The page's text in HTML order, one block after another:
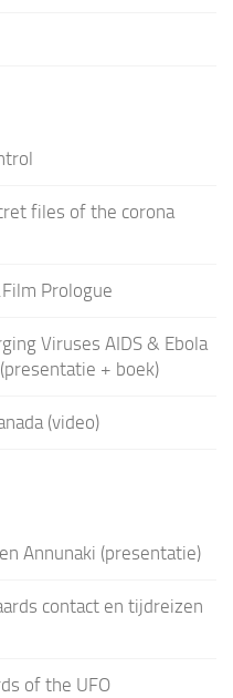
files of the corona
Prologue
Viruses AIDS & Ebola
+ boek)
(video)
Annunaki (presentatie)
contact en tijdreizen
of the UFO